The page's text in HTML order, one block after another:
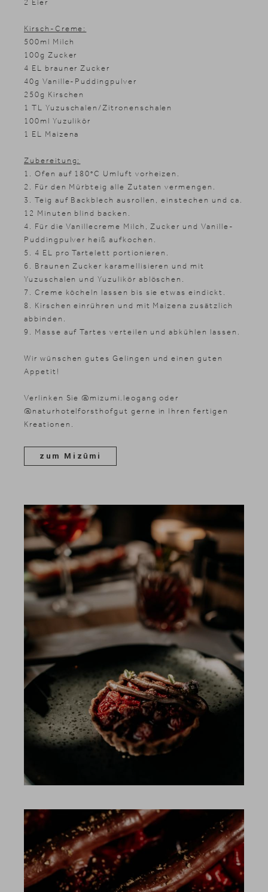
Suche
Suchen
2 Eier
Kirsch-Creme:
500ml Milch
100g Zucker
4 EL brauner Zucker
40g Vanille-Puddingpulver
250g Kirschen
1 TL Yuzuschalen/Zitronenschalen
100ml Yuzulikör
1 EL Maizena
Zubereitung:
1. Ofen auf 180°C Umluft vorheizen.
2. Für den Mürbteig alle Zutaten vermengen.
3. Teig auf Backblech ausrollen, einstechen und ca.
12 Minuten blind backen.
4. Für die Vanillecreme Milch, Zucker und Vanille-
Puddingpulver heiß aufkochen.
5. 4 EL pro Tartelett portionieren.
6. Braunen Zucker karamellisieren und mit
Yuzuschalen und Yuzulikör ablöschen.
7. Creme köcheln lassen bis sie etwas eindickt.
8. Kirschen einrühren und mit Maizena zusätzlich
abbinden.
9. Masse auf Tartes verteilen und abkühlen lassen.
Wir wünschen gutes Gelingen und einen guten
Appetit!
Verlinken Sie @mizumi.leogang oder
@naturhotelforsthofgut gerne in Ihren fertigen
Kreationen.
zum Mizūmi